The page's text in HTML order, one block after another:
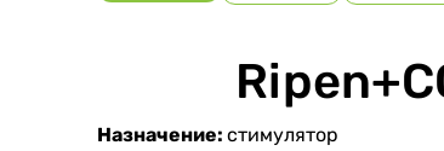
Назначение: стимулятор